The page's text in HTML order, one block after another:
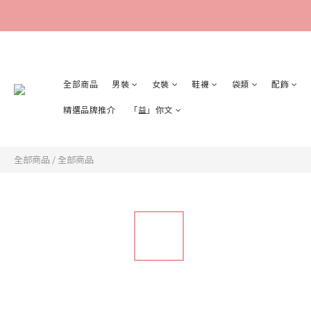
全部商品 男裝 女裝 鞋襪 袋類 配飾
精選品牌推介 「益」你文
全部商品 / 全部商品